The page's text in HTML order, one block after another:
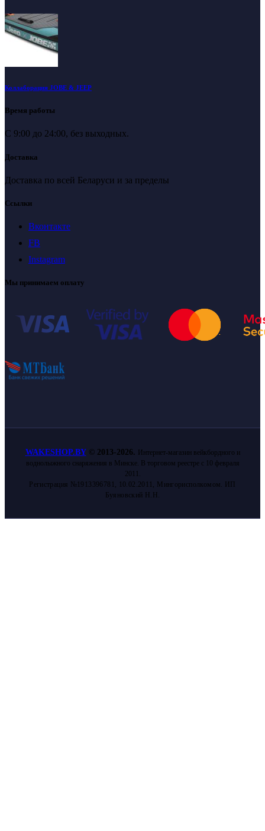
Коллаборация JOBE & JEEP
Время работы
С 9:00 до 24:00, без выходных.
Доставка
Доставка по всей Беларуси и за пределы
Ссылки
Вконтакте
FB
Instagram
Мы принимаем оплату
WAKESHOP.BY © 2013-2026.
Интернет-магазин вейкбордного и
воднолыжного снаряжения в Минске. В торговом реестре с 10 февраля
2011.
Регистрация №1913396781, 10.02.2011, Мингорисполкомом. ИП
Буяновский Н.Н.